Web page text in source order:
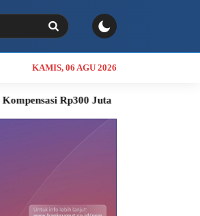
KAMIS, 06 AGU 2026
Juta RSUD Thomsen